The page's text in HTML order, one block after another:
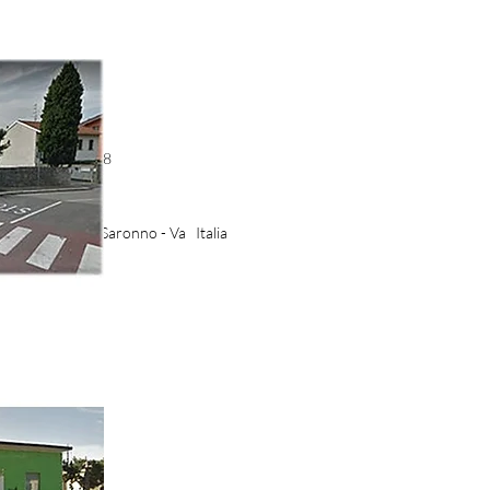
- 3485141708
2-4 21047 Saronno - Va Italia